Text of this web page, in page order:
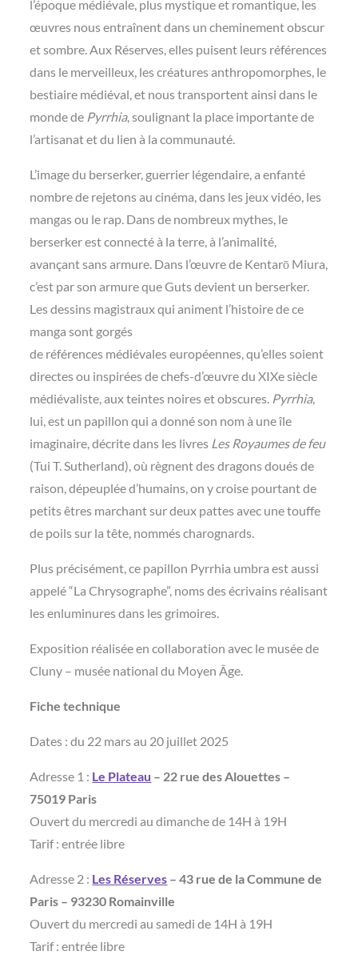
l’époque médiévale, plus mystique et romantique, les
œuvres nous entraînent dans un cheminement obscur
et sombre. Aux Réserves, elles puisent leurs références
dans le merveilleux, les créatures anthropomorphes, le
bestiaire médiéval, et nous transportent ainsi dans le
monde de Pyrrhia, soulignant la place importante de
l’artisanat et du lien à la communauté.
L’image du berserker, guerrier légendaire, a enfanté
nombre de rejetons au cinéma, dans les jeux vidéo, les
mangas ou le rap. Dans de nombreux mythes, le
berserker est connecté à la terre, à l’animalité,
avançant sans armure. Dans l’œuvre de Kentarō Miura,
c’est par son armure que Guts devient un berserker.
Les dessins magistraux qui animent l’histoire de ce
manga sont gorgés
de références médiévales européennes, qu’elles soient
directes ou inspirées de chefs-d’œuvre du XIXe siècle
médiévaliste, aux teintes noires et obscures. Pyrrhia,
lui, est un papillon qui a donné son nom à une île
imaginaire, décrite dans les livres Les Royaumes de feu
(Tui T. Sutherland), où règnent des dragons doués de
raison, dépeuplée d’humains, on y croise pourtant de
petits êtres marchant sur deux pattes avec une touffe
de poils sur la tête, nommés charognards.
Plus précisément, ce papillon Pyrrhia umbra est aussi
appelé “La Chrysographe”, noms des écrivains réalisant
les enluminures dans les grimoires.
Exposition réalisée en collaboration avec le musée de
Cluny – musée national du Moyen Âge.
Fiche technique
Dates : du 22 mars au 20 juillet 2025
Adresse 1 : Le Plateau – 22 rue des Alouettes –
75019 Paris
Ouvert du mercredi au dimanche de 14H à 19H
Tarif : entrée libre
Adresse 2 : Les Réserves – 43 rue de la Commune de
Paris – 93230 Romainville
Ouvert du mercredi au samedi de 14H à 19H
Tarif : entrée libre